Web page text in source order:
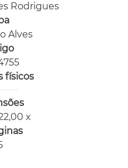
Rodrigues
Alves
físicos
x